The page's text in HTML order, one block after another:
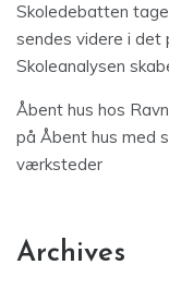
Skoledebatten
sendes videre i det
Skoleanalysen
Åbent hus hos
på Åbent hus med
værksteder
Archives